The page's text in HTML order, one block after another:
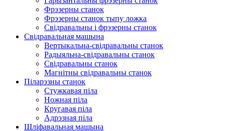
Фрэзерны станок
Фрэзерны станок тыпу ложка
Свідравальны і фрэзерны станок
Свідравальная машына
Вертыкальна-свідравальны станок
Радыяльна-свідравальны станок
Свідравальны станок
Магнітны свідравальны станок
Піларэзны станок
Стужкавая піла
Ножная піла
Кругавая піла
Адрэзная піла
Шліфавальная машына